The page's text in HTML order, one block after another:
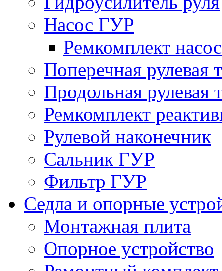
Насос ГУР
Ремкомплект
Поперечная рулевая
Продольная рулевая
Ремкомплект
Рулевой наконечник
Сальник ГУР
Фильтр ГУР
Седла и опорные
Монтажная плита
Опорное устройство